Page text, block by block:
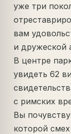
уже три
вам
и дружеской
В центре
увидеть 62
с римских
Вы
которой